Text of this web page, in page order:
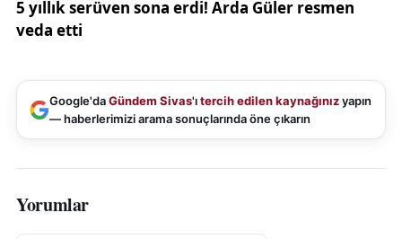
Google'daGündem Sivas'ıtercih edilen kaynağınızyapın
— haberlerimizi arama sonuçlarında öne çıkarın
Yorumlar